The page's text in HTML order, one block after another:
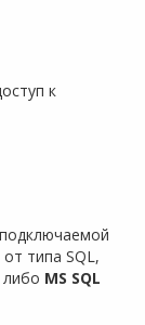
к
типа SQL,
либо MS SQL